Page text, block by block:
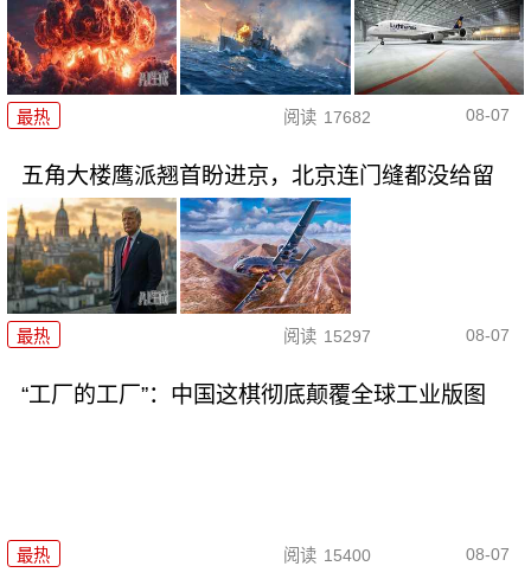
最热 阅读 17682 08-07
五角大楼鹰派翘首盼进京，北京连门缝都没给留
最热 阅读 15297 08-07
“工厂的工厂”：中国这棋彻底颠覆全球工业版图
最热 阅读 15400 08-07